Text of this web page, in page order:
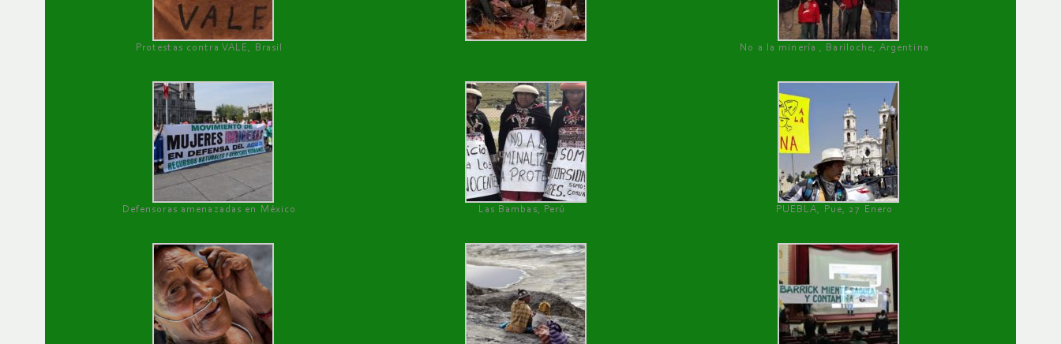
Protestas contra VALE, Brasil No a la minería , Bariloche, Argentina
Defensoras amenazadas en México Las Bambas, Perú PUEBLA, Pue, 27 Enero